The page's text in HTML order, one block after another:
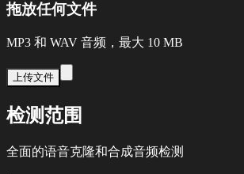
拖放任何文件
MP3 和 WAV 音频，最大 10 MB
上传文件
检测范围
全面的语音克隆和合成音频检测